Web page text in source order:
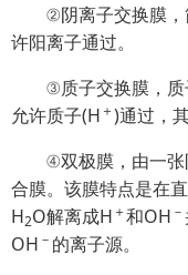
②阴离子交换膜
许阳离子通过。
③质子交换膜，
允许质子(H ＋)通过，
④双极膜，由一
合膜。该膜特点是在
H2O解离成H ＋和OH －
OH － 的离子源。